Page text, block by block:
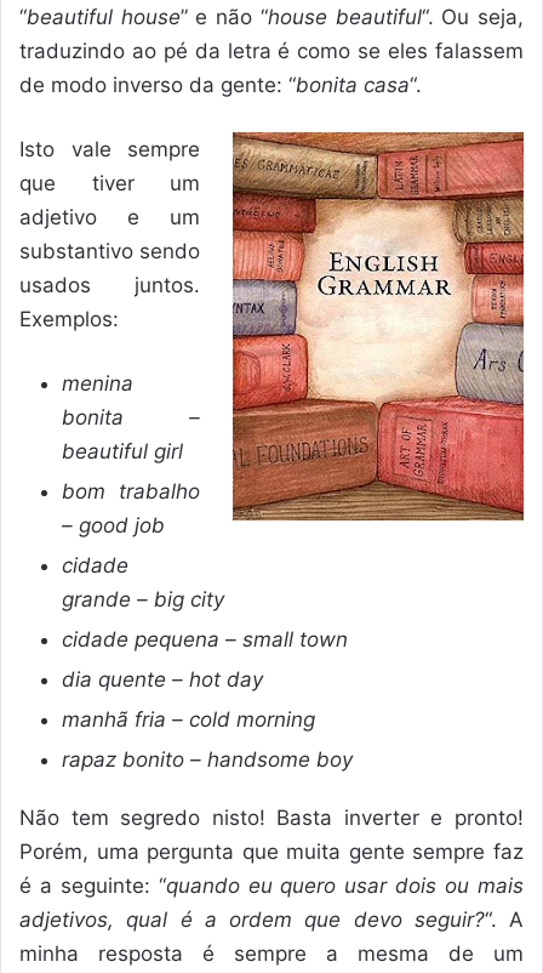
“beautiful house” e não “house beautiful“. Ou seja,
traduzindo ao pé da letra é como se eles falassem
de modo inverso da gente: “bonita casa“.
Isto vale sempre
que tiver um
adjetivo e um
substantivo sendo
usados juntos.
Exemplos:
menina
bonita –
beautiful girl
bom trabalho
– good job
cidade
grande – big city
cidade pequena – small town
dia quente – hot day
manhã fria – cold morning
rapaz bonito – handsome boy
Não tem segredo nisto! Basta inverter e pronto!
Porém, uma pergunta que muita gente sempre faz
é a seguinte: “quando eu quero usar dois ou mais
adjetivos, qual é a ordem que devo seguir?“. A
minha resposta é sempre a mesma de um